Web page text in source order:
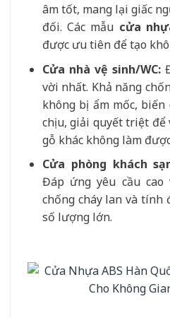
âm tốt, mang lại giấc
đối. Các mẫu cửa
được ưu tiên để tạo
Cửa nhà vệ sinh/WC:
vời nhất. Khả năng
không bị ẩm mốc,
chịu, giải quyết triệt để
gỗ khác không làm
Cửa phòng khách
Đáp ứng yêu cầu
chống cháy lan và
số lượng lớn.